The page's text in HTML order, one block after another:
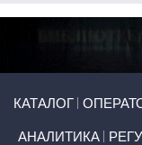
КАТАЛОГ
АНАЛИТИКА